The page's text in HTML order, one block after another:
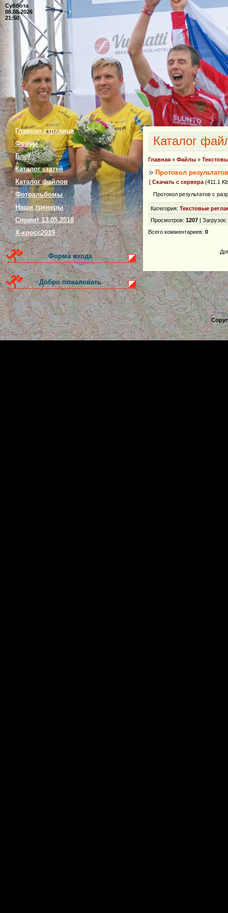
Суббота
08.08.2026
21:50
Главная страница
Форум
Блог
Каталог статей
Каталог файлов
Фотоальбомы
Наши тренеры
Спринт 13.05.2018
Х-кросс2019
Форма входа
Добро пожаловать
Каталог
Главная » Файлы »
Протокол
[ Скачать с сервера (411.1
Протокол результатов с
Категория: Текстовые
Просмотров: 1207 | Загрузок:
Всего комментариев: 0